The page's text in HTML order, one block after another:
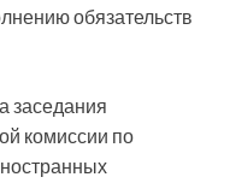
обязательств
заседания
комиссии по